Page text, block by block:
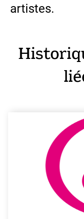
artistes.